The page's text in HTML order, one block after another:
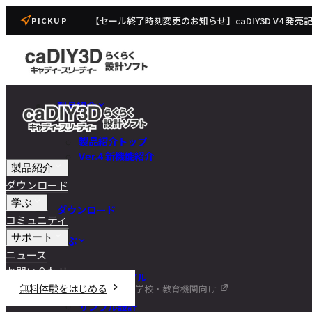
PICKUP 【セール終了時刻変更のお知らせ】caDIY3D V4 発売
製品紹介
製品紹介トップ
Ver.4 新機能紹介
ダウンロード
学ぶ
チュートリアル
DIY講座
サンプル設計
製品紹介
ダウンロード
学ぶ
コミュニティ
サポート
ニュース
お問い合わせ
無料体験をはじめる
学校・教育機関向け